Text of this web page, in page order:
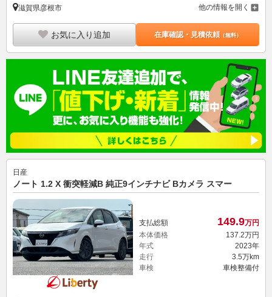
滋賀県彦根市 他の情報を開く
お気に入り追加 在庫確認・見積依頼（無料）
日産
ノート 1.2 X 衝突軽減B 純正9インチナビ Bカメラ スマー
支払総額 149.9万円
本体価格
137.2万円
年式
2023年
走行
3.5万km
車検
車検整備付